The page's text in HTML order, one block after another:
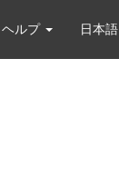
ヘルプ 日本語